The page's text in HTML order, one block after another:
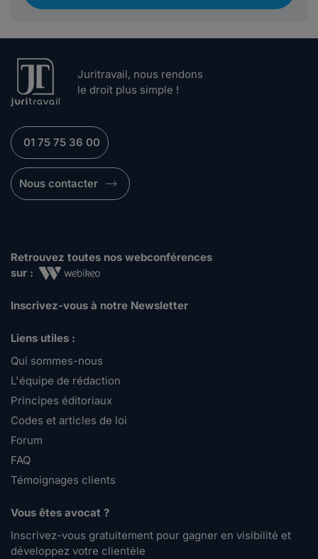
Juritravail, nous rendons
le droit plus simple !
01 75 75 36 00
Nous contacter
Retrouvez toutes nos webconférences
sur :
Inscrivez-vous à notre Newsletter
Liens utiles :
Qui sommes-nous
L'équipe de rédaction
Principes éditoriaux
Codes et articles de loi
Forum
FAQ
Témoignages clients
Vous êtes avocat ?
Inscrivez-vous gratuitement pour gagner en visibilité et
développez votre clientèle